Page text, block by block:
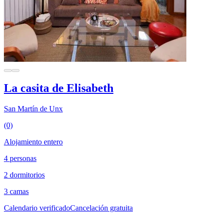
La casita de Elisabeth
San Martín de Unx
(0)
Alojamiento entero
4 personas
2 dormitorios
3 camas
Calendario verificadoCancelación gratuita